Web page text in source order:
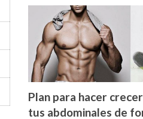
Plan para hacer
tus abdominales de